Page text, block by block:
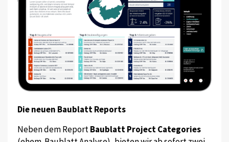
Die neuen Baublatt Reports
Neben dem ReportBaublatt Project Categories